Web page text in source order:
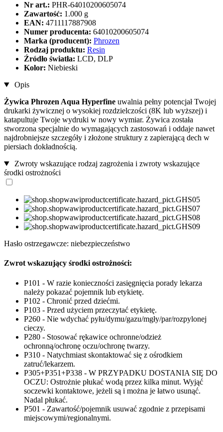
Nr art.: PHR-64010200605074
Zawartość: 1.000 g
EAN: 4711117887908
Numer producenta: 64010200605074
Marka (producent): Phrozen
Rodzaj produktu: Resin
Źródło światła: LCD, DLP
Kolor: Niebieski
Opis
Żywica Phrozen Aqua Hyperfine uwalnia pełny potencjał Twojej
drukarki żywicznej o wysokiej rozdzielczości (8K lub wyższej) i
katapultuje Twoje wydruki w nowy wymiar. Żywica została
stworzona specjalnie do wymagających zastosowań i oddaje nawet
najdrobniejsze szczegóły i złożone struktury z zapierającą dech w
piersiach dokładnością.
Zwroty wskazujące rodzaj zagrożenia i zwroty wskazujące
środki ostrożności
Hasło ostrzegawcze: niebezpieczeństwo
Zwrot wskazujący środki ostrożności:
P101 - W razie konieczności zasięgnięcia porady lekarza
należy pokazać pojemnik lub etykietę.
P102 - Chronić przed dziećmi.
P103 - Przed użyciem przeczytać etykietę.
P260 - Nie wdychać pyłu/dymu/gazu/mgły/par/rozpylonej
cieczy.
P280 - Stosować rękawice ochronne/odzież
ochronną/ochronę oczu/ochronę twarzy.
P310 - Natychmiast skontaktować się z ośrodkiem
zatruć/lekarzem.
P305+P351+P338 - W PRZYPADKU DOSTANIA SIĘ DO
OCZU: Ostrożnie płukać wodą przez kilka minut. Wyjąć
soczewki kontaktowe, jeżeli są i można je łatwo usunąć.
Nadal płukać.
P501 - Zawartość/pojemnik usuwać zgodnie z przepisami
miejscowymi/regionalnymi.